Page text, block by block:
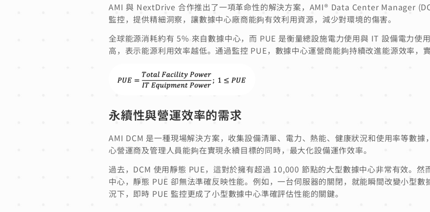
AMI 與 NextDrive 合作推出了一項革命性的解決方案，AMI® Data Center Manager
監控，提供精細洞察，讓數據中心廠商能夠有效利用資源，減少對環境的傷害。
全球能源消耗約有 5% 來自數據中心，而 PUE 是衡量總設施電力使用與 IT 設備電力使
高，表示能源利用效率越低。通過監控 PUE，數據中心運營商能夠持續改進能源效率，
永續性與營運效率的需求
AMI DCM 是一種現場解決方案，收集設備清單、電力、熱能、健康狀況和使用率等數據
心營運商及管理人員能夠在實現永續目標的同時，最大化設備運作效率。
過去，DCM 使用靜態 PUE，這對於擁有超過 10,000 節點的大型數據中心非常有效。
中心，靜態 PUE 卻無法準確反映性能。例如，一台伺服器的關閉，就能瞬間改變小型數
況下，即時 PUE 監控更成了小型數據中心準確評估性能的關鍵。